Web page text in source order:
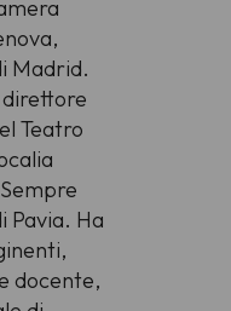
Madrid.
Teatro
Pavia. Ha
docente,